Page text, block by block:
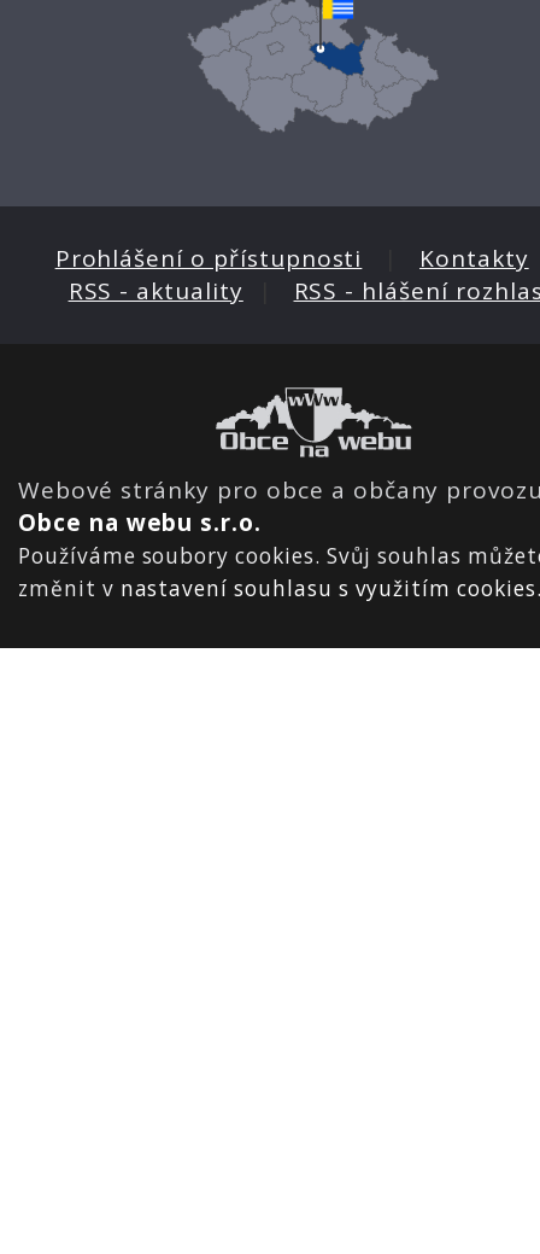
Prohlášení o přístupnosti Kontakty
RSS - aktuality
RSS - hlášení
Webové stránky pro obce a občany
Obce na webu s.r.o.
Používáme soubory cookies. Svůj souhlas
změnit v nastavení souhlasu s využitím cookies